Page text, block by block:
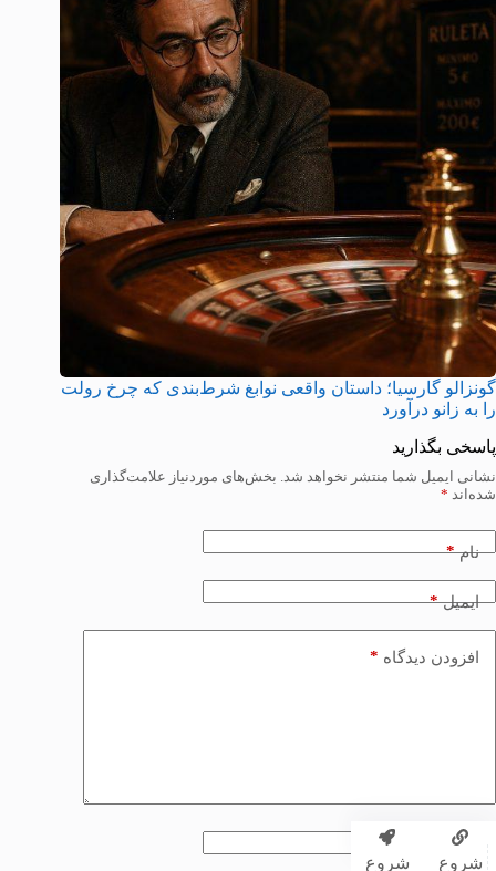
گونزالو گارسیا؛ داستان واقعی نوابغ شرط‌بندی که چرخ رولت
را به زانو درآورد
پاسخی بگذارید
نشانی ایمیل شما منتشر نخواهد شد. بخش‌های موردنیاز علامت‌گذاری
شده‌اند *
نام*
ایمیل*
افزودن دیدگاه *
شروع شروع